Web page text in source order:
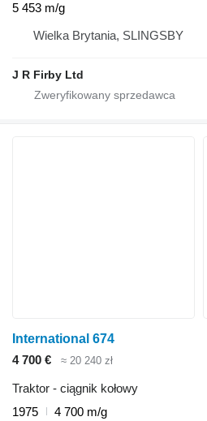
5 453 m/g
Wielka Brytania, SLINGSBY
J R Firby Ltd
International 674
4 700 €
≈ 20 240 zł
Traktor - ciągnik kołowy
1975
4 700 m/g